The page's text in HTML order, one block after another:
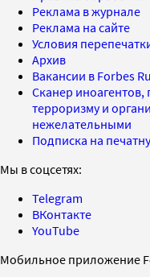
Реклама в журнале
Реклама на сайте
Условия
Архив
Вакансии в Forbes
Сканер иноагентов,
терроризму и
нежелательными
Подписка на
Мы в соцсетях:
Telegram
ВКонтакте
YouTube
Мобильное приложение